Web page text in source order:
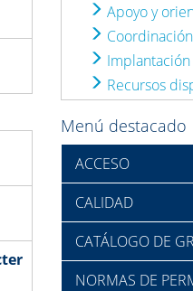
Apoyo y
Implantación
Recursos
Menú destacado
ACCESO
CALIDAD
CATÁLOGO DE
NORMAS DE